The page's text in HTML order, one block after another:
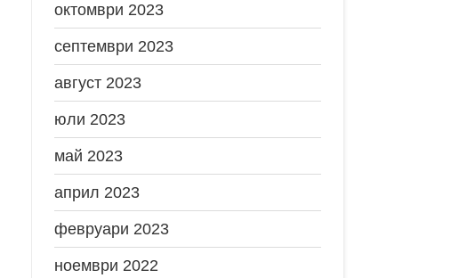
октомври 2023
септември 2023
август 2023
юли 2023
май 2023
април 2023
февруари 2023
ноември 2022